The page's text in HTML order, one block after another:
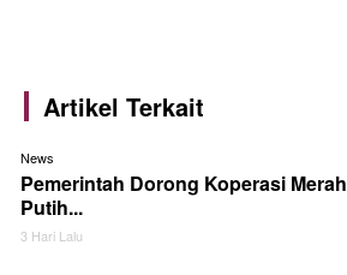
Artikel Terkait
News
Pemerintah Dorong Koperasi Merah
Putih...
3 Hari Lalu